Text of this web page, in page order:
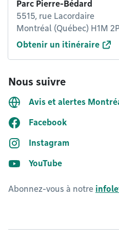
Parc Pierre-Bédard
5515, rue Lacordaire
Montréal (Québec) H1M
Obtenir un itinéraire
Nous suivre
Avis et alertes
Facebook
Instagram
YouTube
Abonnez-vous à notre